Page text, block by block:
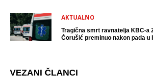
AKTUALNO
Tragična smrt ravnatelja KBC-a
Ćorušić preminuo nakon pada u
VEZANI ČLANCI